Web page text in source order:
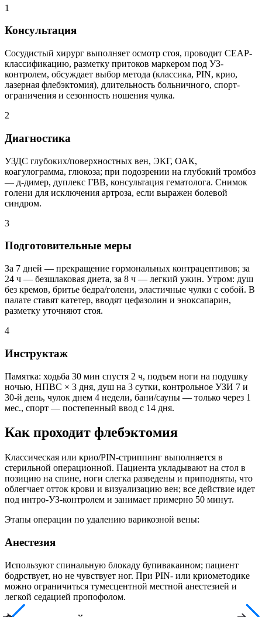
1
Консультация
Сосудистый хирург выполняет осмотр стоя, проводит CEAP-
классификацию, разметку притоков маркером под УЗ-
контролем, обсуждает выбор метода (классика, PIN, крио,
лазерная флебэктомия), длительность больничного, спорт-
ограничения и сезонность ношения чулка.
2
Диагностика
УЗДС глубоких/поверхностных вен, ЭКГ, ОАК,
коагулограмма, глюкоза; при подозрении на глубокий тромбоз
— д-димер, дуплекс ГВВ, консультация гематолога. Снимок
голени для исключения артроза, если выражен болевой
синдром.
3
Подготовительные меры
За 7 дней — прекращение гормональных контрацептивов; за
24 ч — безшлаковая диета, за 8 ч — легкий ужин. Утром: душ
без кремов, бритье бедра/голени, эластичные чулки с собой. В
палате ставят катетер, вводят цефазолин и эноксапарин,
разметку уточняют стоя.
4
Инструктаж
Памятка: ходьба 30 мин спустя 2 ч, подъем ноги на подушку
ночью, НПВС × 3 дня, душ на 3 сутки, контрольное УЗИ 7 и
30-й день, чулок днем 4 недели, бани/сауны — только через 1
мес., спорт — постепенный ввод с 14 дня.
Как проходит флебэктомия
Классическая или крио/PIN-стриппинг выполняется в
стерильной операционной. Пациента укладывают на стол в
позицию на спине, ноги слегка разведены и приподняты, что
облегчает отток крови и визуализацию вен; все действие идет
под интро-УЗ-контролем и занимает примерно 50 минут.
Этапы операции по удалению варикозной вены:
Анестезия
Используют спинальную блокаду бупивакаином; пациент
бодрствует, но не чувствует ног. При PIN- или криометодике
можно ограничиться тумесцентной местной анестезией и
легкой седацией пропофолом.